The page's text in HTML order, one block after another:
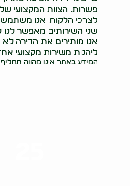
פשרות. הצוות המקצועי
לצרכי הלקוח. אנו
שני השירותים מאפשר לנו
אנו מותירים את הדירה לא
ליהנות משירות מקצועי
המידע באתר אינו מהווה תחליף